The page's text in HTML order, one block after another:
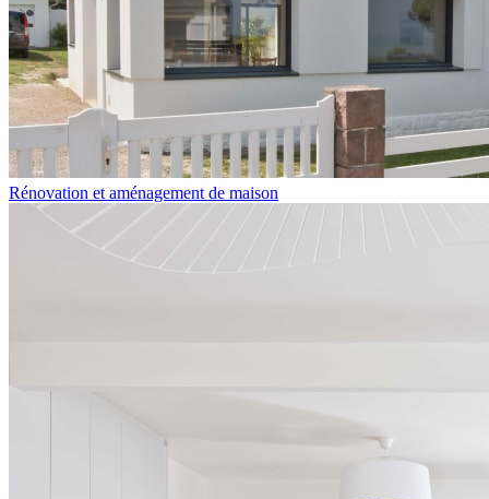
Rénovation et aménagement de maison